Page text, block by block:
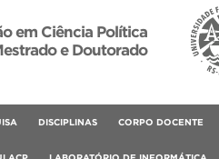
em Ciência Política
e Doutorado
DISCIPLINAS CORPO DOCENTE